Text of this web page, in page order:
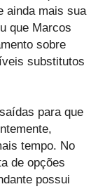
ainda mais sua
que Marcos
sobre
substitutos
para que
tempo. No
de opções
possui